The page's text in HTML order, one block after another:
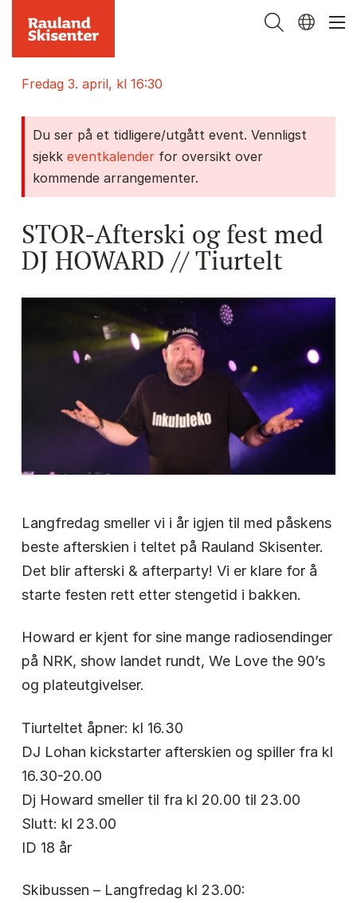
fredag 3. april, kl 16:30
Du ser på et tidligere/utgått event. Vennligst
sjekk eventkalenderfor oversikt over
kommende arrangementer.
STOR-Afterski og fest med
DJ HOWARD // Tiurtelt
Langfredag smeller vi i år igjen til med påskens
beste afterskien i teltet på Rauland Skisenter.
Det blir afterski & afterparty! Vi er klare for å
starte festen rett etter stengetid i bakken.
Howard er kjent for sine mange radiosendinger
på NRK, show landet rundt, We Love the 90’s
og plateutgivelser.
Tiurteltet åpner: kl 16.30
DJ Lohan kickstarter afterskien og spiller fra kl
16.30-20.00
Dj Howard smeller til fra kl 20.00 til 23.00
Slutt: kl 23.00
ID 18 år
Skibussen – Langfredag kl 23.00: